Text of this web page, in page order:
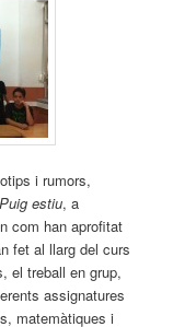
i rumors,
estiu, a
com han aprofitat
fet al llarg del curs
el treball en grup,
assignatures
matemàtiques i